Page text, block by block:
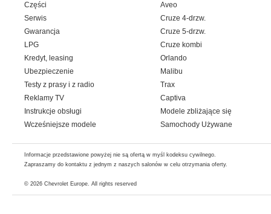
Części
Serwis
Gwarancja
LPG
Kredyt, leasing
Ubezpieczenie
Testy z prasy i z radio
Reklamy TV
Instrukcje obsługi
Wcześniejsze modele
Aveo
Cruze 4-drzw.
Cruze 5-drzw.
Cruze kombi
Orlando
Malibu
Trax
Captiva
Modele zbliżające się
Samochody Używane
Informacje przedstawione powyżej nie są ofertą w myśl kodeksu cywilnego.
Zapraszamy do kontaktu z jednym z naszych salonów w celu otrzymania oferty.
© 2026 Chevrolet Europe. All rights reserved